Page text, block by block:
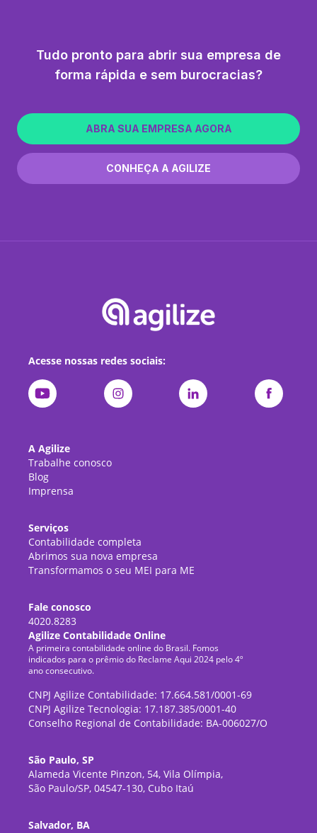
Tudo pronto para abrir sua empresa de
forma rápida e sem burocracias?
ABRA SUA EMPRESA AGORA
CONHEÇA A AGILIZE
Acesse nossas redes sociais:
A Agilize
Trabalhe conosco
Blog
Imprensa
Serviços
Contabilidade completa
Abrimos sua nova empresa
Transformamos o seu MEI para ME
Fale conosco
4020.8283
Agilize Contabilidade Online
A primeira contabilidade online do Brasil. Fomos
indicados para o prêmio do Reclame Aqui 2024 pelo 4º
ano consecutivo.
CNPJ Agilize Contabilidade: 17.664.581/0001-69
CNPJ Agilize Tecnologia: 17.187.385/0001-40
Conselho Regional de Contabilidade: BA-006027/O
São Paulo, SP
Alameda Vicente Pinzon, 54, Vila Olímpia,
São Paulo/SP, 04547-130, Cubo Itaú
Salvador, BA